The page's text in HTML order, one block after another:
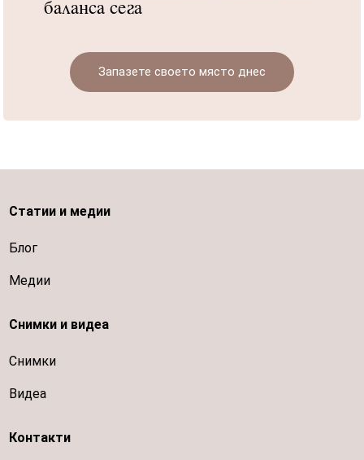
баланса сега
Запазете своето място днес
Статии и медии
Блог
Медии
Снимки и видеа
Снимки
Видеа
Контакти